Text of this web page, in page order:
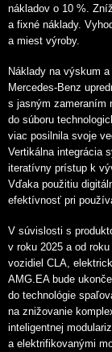
nákladov o 10 %.
a fixné náklady.
a miest výroby.
Náklady na výskum
Mercedes-Benz
s jasným zameraním
do súboru
viac posilnila svoje
Vertikálna integrácia
iteratívny prístup k
Vďaka použitiu
efektívnosť pri
V súvislosti s
v roku 2025 a od
vozidiel CLA,
AMG.EA bude
do technológie
na znižovanie
inteligentnej
a elektrifikovanými